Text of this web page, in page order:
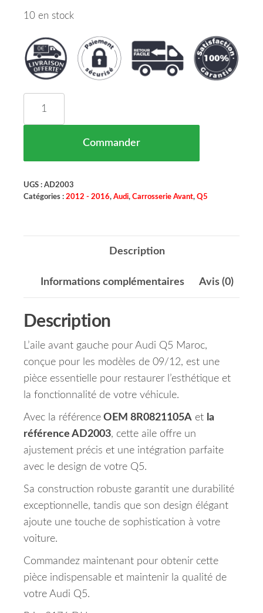
10 en stock
Commander
UGS : AD2003
Catégories : 2012 - 2016, Audi, Carrosserie Avant, Q5
Description
Informations complémentaires Avis (0)
Description
L’aile avant gauche pour Audi Q5 Maroc,
conçue pour les modèles de 09/12, est une
pièce essentielle pour restaurer l’esthétique et
la fonctionnalité de votre véhicule.
Avec la référence OEM 8R0821105A et la
référence AD2003, cette aile offre un
ajustement précis et une intégration parfaite
avec le design de votre Q5.
Sa construction robuste garantit une durabilité
exceptionnelle, tandis que son design élégant
ajoute une touche de sophistication à votre
voiture.
Commandez maintenant pour obtenir cette
pièce indispensable et maintenir la qualité de
votre Audi Q5.